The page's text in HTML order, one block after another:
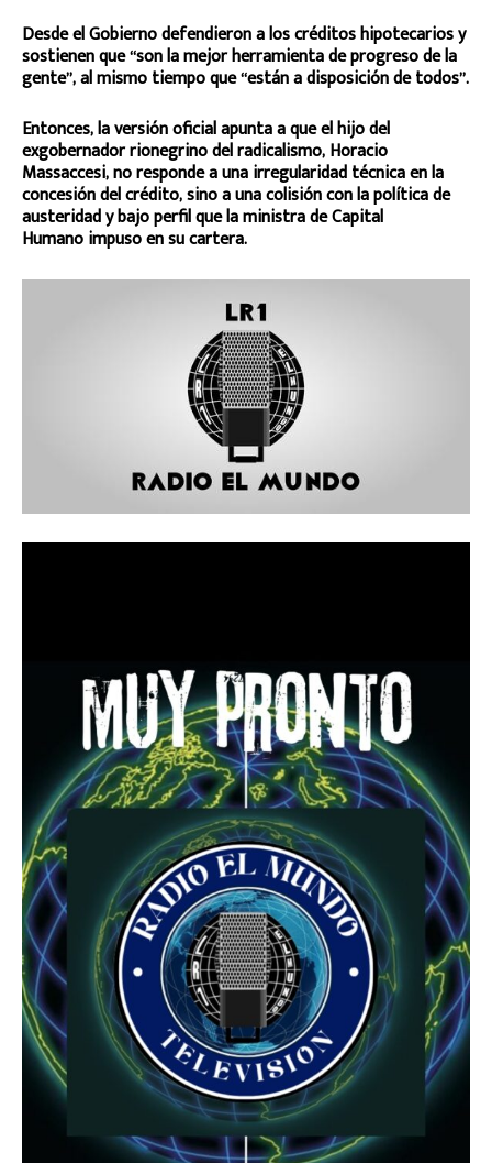
Desde el Gobierno defendieron a los créditos hipotecarios y
sostienen que “son la mejor herramienta de progreso de la
gente”, al mismo tiempo que “están a disposición de todos”.
Entonces, la versión oficial apunta a que el hijo del
exgobernador rionegrino del radicalismo, Horacio
Massaccesi, no responde a una irregularidad técnica en la
concesión del crédito, sino a una colisión con la política de
austeridad y bajo perfil que la ministra de Capital
Humano impuso en su cartera.